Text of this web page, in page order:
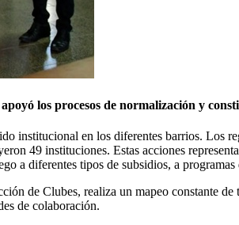
los procesos de normalización y
en los diferentes barrios. Los
49 instituciones. Estas acciones
a diferentes tipos de subsidios, a
de Clubes, realiza un mapeo constante
de colaboración.